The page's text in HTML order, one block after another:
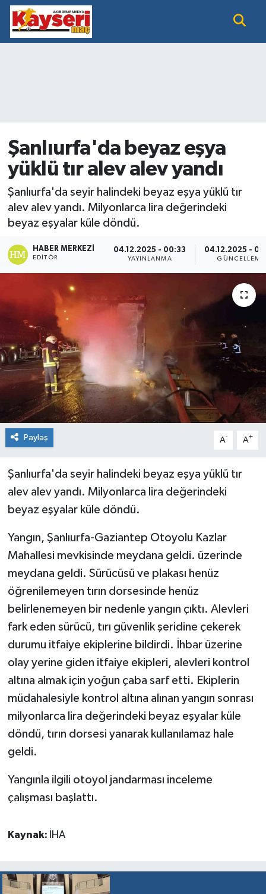
Şanlıurfa'da beyaz eşya
yüklü tır alev alev yandı
Şanlıurfa'da seyir halindeki beyaz eşya yüklü tır
alev alev yandı. Milyonlarca lira değerindeki
beyaz eşyalar küle döndü.
HABER MERKEZI
EDITÖR
04.12.2025 - 00:33
YAYINLANMA
04.12.2025 -
GÜNCELLEME
Paylaş A- A+
Şanlıurfa'da seyir halindeki beyaz eşya yüklü tır
alev alev yandı. Milyonlarca lira değerindeki
beyaz eşyalar küle döndü.
Yangın, Şanlıurfa-Gaziantep Otoyolu Kazlar
Mahallesi mevkisinde meydana geldi. üzerinde
meydana geldi. Sürücüsü ve plakası henüz
öğrenilemeyen tırın dorsesinde henüz
belirlenemeyen bir nedenle yangın çıktı. Alevleri
fark eden sürücü, tırı güvenlik şeridine çekerek
durumu itfaiye ekiplerine bildirdi. İhbar üzerine
olay yerine giden itfaiye ekipleri, alevleri kontrol
altına almak için yoğun çaba sarf etti. Ekiplerin
müdahalesiyle kontrol altına alınan yangın sonrası
milyonlarca lira değerindeki beyaz eşyalar küle
döndü, tırın dorsesi yanarak kullanılamaz hale
geldi.
Yangınla ilgili otoyol jandarması inceleme
çalışması başlattı.
Kaynak: İHA
EĞİTİM
SİYASET GÜNDEMİ
SPOR BÜLTENİ
SÜPER LİG
Nöbetçi Eczaneler
Süper Lig Puan Durumu ve Fikstür
Tüm Manşetler
Son Dakika Haberleri
Haber Arşivi